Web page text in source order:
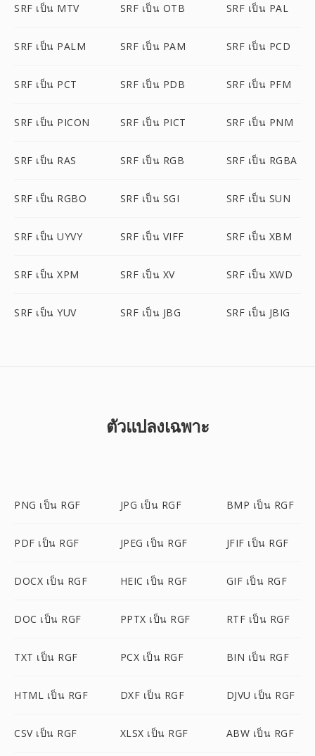
SRF เป็น MTV SRF เป็น OTB SRF เป็น PAL
SRF เป็น PALM SRF เป็น PAM SRF เป็น PCD
SRF เป็น PCT SRF เป็น PDB SRF เป็น PFM
SRF เป็น PICON SRF เป็น PICT SRF เป็น PNM
SRF เป็น RAS SRF เป็น RGB SRF เป็น RGBA
SRF เป็น RGBO SRF เป็น SGI SRF เป็น SUN
SRF เป็น UYVY SRF เป็น VIFF SRF เป็น XBM
SRF เป็น XPM SRF เป็น XV SRF เป็น XWD
SRF เป็น YUV SRF เป็น JBG SRF เป็น JBIG
ตัวแปลงเฉพาะ
PNG เป็น RGF JPG เป็น RGF BMP เป็น RGF
PDF เป็น RGF JPEG เป็น RGF JFIF เป็น RGF
DOCX เป็น RGF HEIC เป็น RGF GIF เป็น RGF
DOC เป็น RGF PPTX เป็น RGF RTF เป็น RGF
TXT เป็น RGF PCX เป็น RGF BIN เป็น RGF
HTML เป็น RGF DXF เป็น RGF DJVU เป็น RGF
CSV เป็น RGF XLSX เป็น RGF ABW เป็น RGF